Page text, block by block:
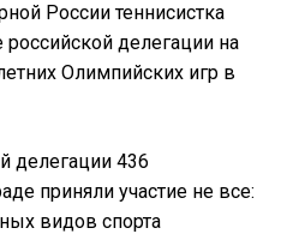
России теннисистка
делегации на
Олимпийских игр в
делегации 436
приняли участие не все:
видов спорта